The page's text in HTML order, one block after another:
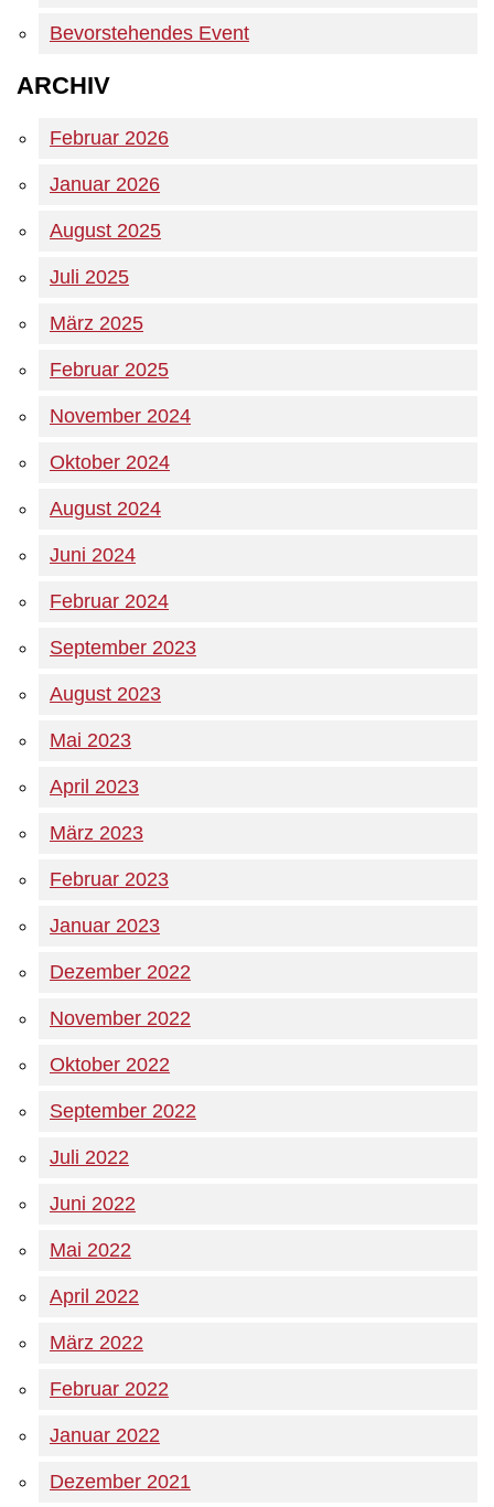
Bevorstehendes Event
ARCHIV
Februar 2026
Januar 2026
August 2025
Juli 2025
März 2025
Februar 2025
November 2024
Oktober 2024
August 2024
Juni 2024
Februar 2024
September 2023
August 2023
Mai 2023
April 2023
März 2023
Februar 2023
Januar 2023
Dezember 2022
November 2022
Oktober 2022
September 2022
Juli 2022
Juni 2022
Mai 2022
April 2022
März 2022
Februar 2022
Januar 2022
Dezember 2021